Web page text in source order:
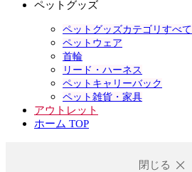
ペットグッズ
ペットグッズカテゴリすべて
ペットウェア
首輪
リード・ハーネス
ペットキャリーバック
ペット雑貨・家具
アウトレット
ホーム TOP
閉じる